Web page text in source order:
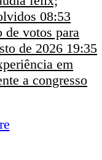
08:53
de votos para
de 2026 19:35
em
a congresso